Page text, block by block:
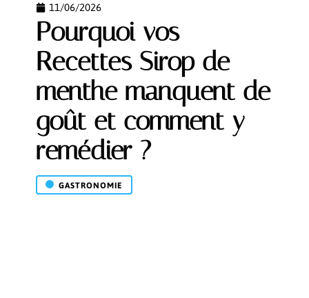
11/06/2026
Pourquoi vos
Recettes Sirop de
menthe manquent de
goût et comment y
remédier ?
GASTRONOMIE